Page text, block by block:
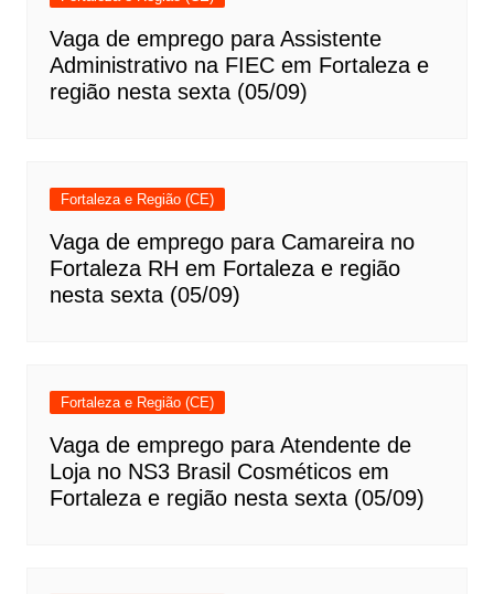
Vaga de emprego para Assistente
Administrativo na FIEC em Fortaleza e
região nesta sexta (05/09)
Fortaleza e Região (CE)
Vaga de emprego para Camareira no
Fortaleza RH em Fortaleza e região
nesta sexta (05/09)
Fortaleza e Região (CE)
Vaga de emprego para Atendente de
Loja no NS3 Brasil Cosméticos em
Fortaleza e região nesta sexta (05/09)